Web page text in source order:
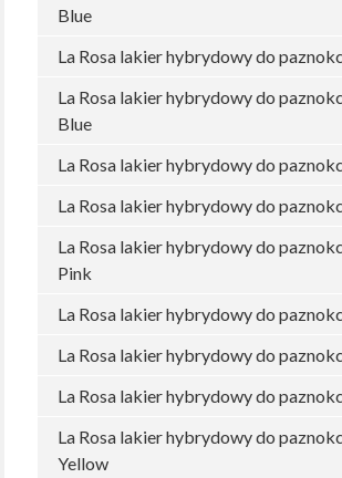
Blue
La Rosa lakier hybrydowy do
La Rosa lakier hybrydowy do
Blue
La Rosa lakier hybrydowy do
La Rosa lakier hybrydowy do
La Rosa lakier hybrydowy do
Pink
La Rosa lakier hybrydowy do
La Rosa lakier hybrydowy do
La Rosa lakier hybrydowy do
La Rosa lakier hybrydowy do
Yellow